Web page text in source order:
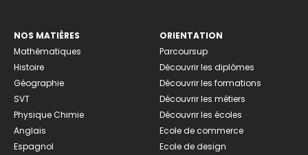
NOS MATIÈRES
Mathématiques
Histoire
Géographie
SVT
Physique Chimie
Anglais
Espagnol
ORIENTATION
Parcoursup
Découvrir les diplômes
Découvrir les formations
Découvrir les métiers
Découvrir les écoles
Ecole de commerce
Ecole de design